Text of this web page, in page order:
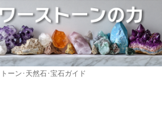
ーン･天然石･宝石ガイド